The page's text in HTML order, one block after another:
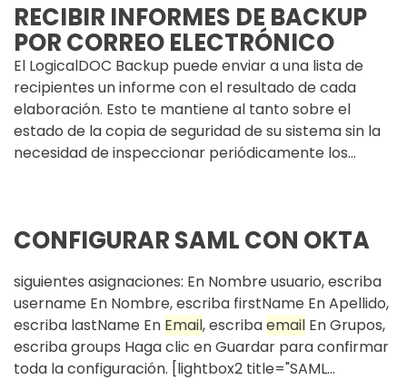
RECIBIR INFORMES DE BACKUP
POR CORREO ELECTRÓNICO
El LogicalDOC Backup puede enviar a una lista de
recipientes un informe con el resultado de cada
elaboración. Esto te mantiene al tanto sobre el
estado de la copia de seguridad de su sistema sin la
necesidad de inspeccionar periódicamente los...
CONFIGURAR SAML CON OKTA
siguientes asignaciones: En Nombre usuario, escriba
username En Nombre, escriba firstName En Apellido,
escriba lastName En Email, escribaemail En Grupos,
escriba groups Haga clic en Guardar para confirmar
toda la configuración. [lightbox2 title="SAML...